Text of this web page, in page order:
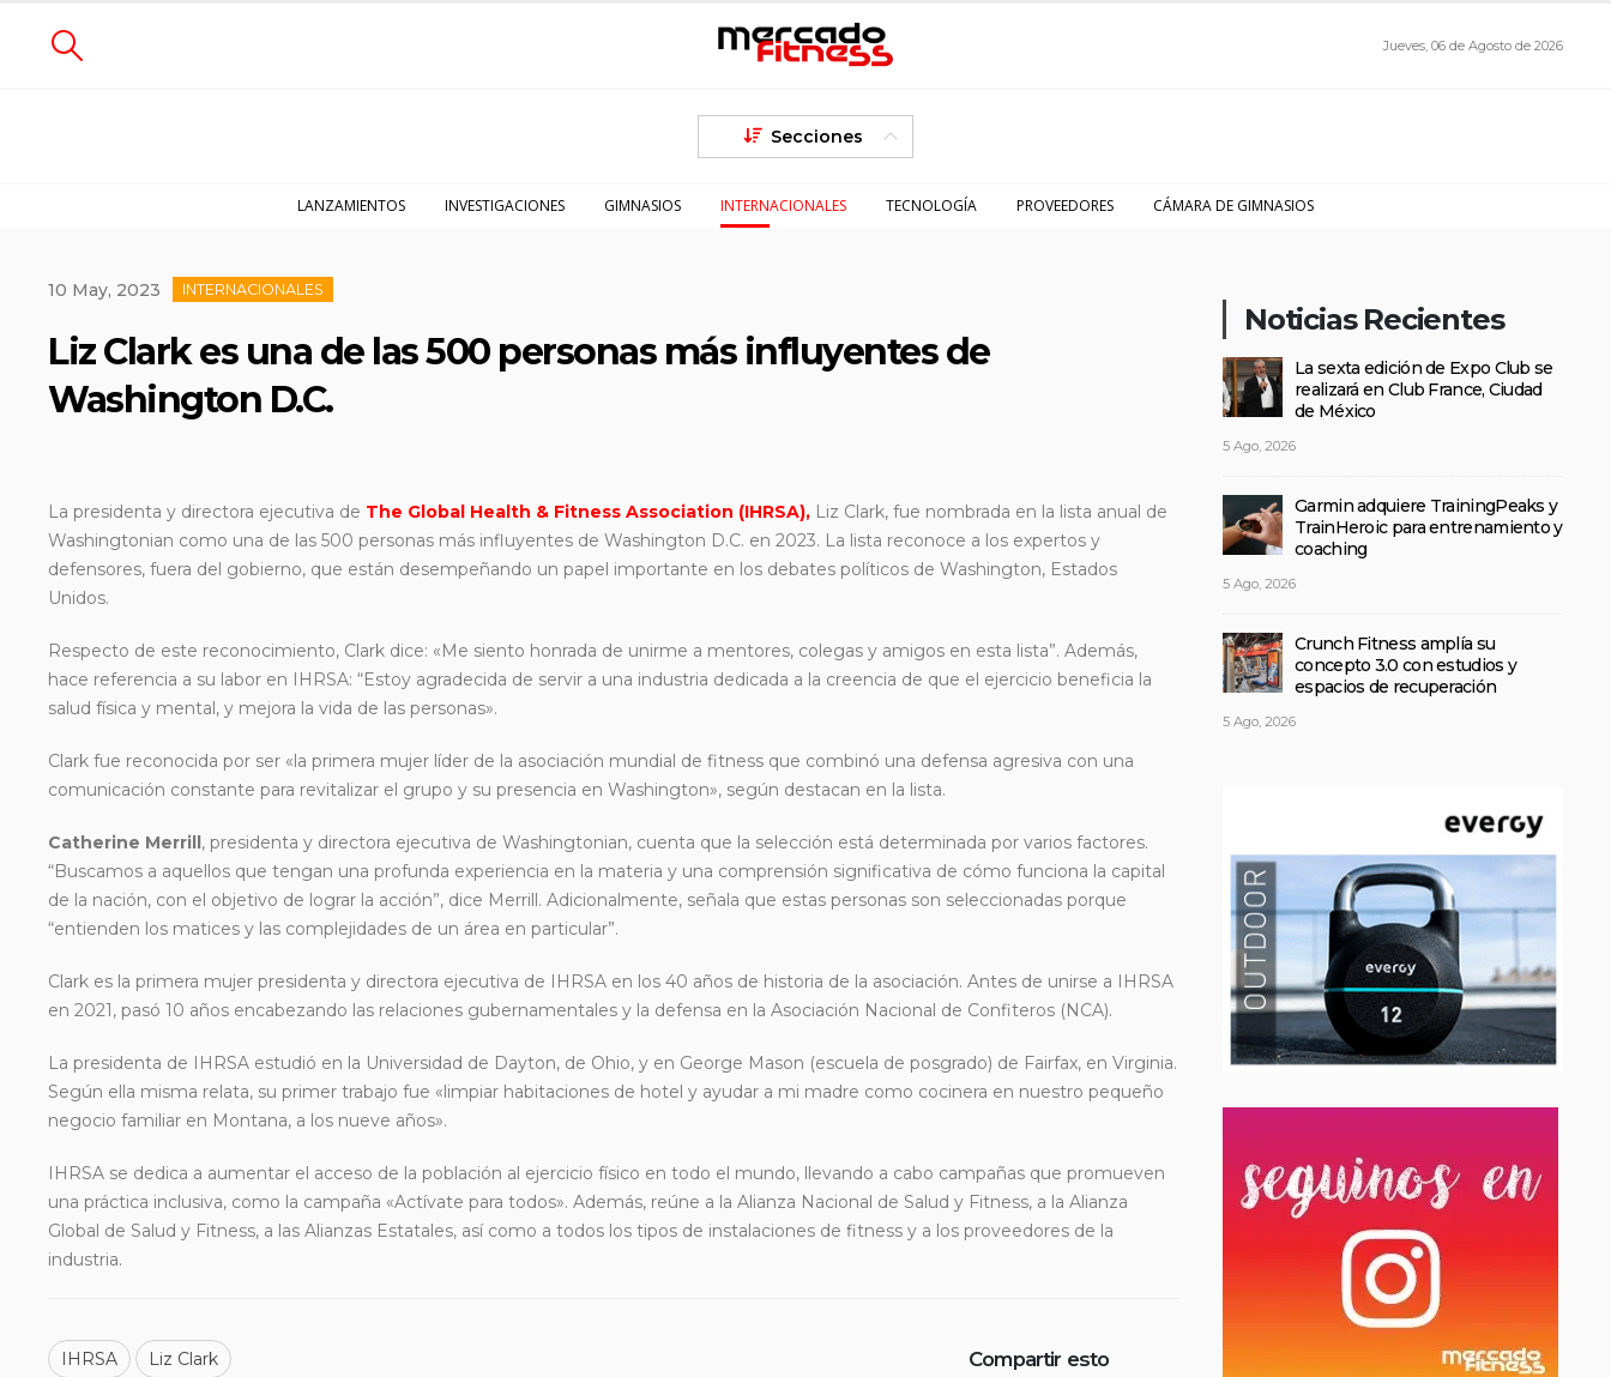
Jueves, 06 de Agosto de 2026
Secciones
LANZAMIENTOS INVESTIGACIONES GIMNASIOS INTERNACIONALES TECNOLOGÍA PROVEEDORES CÁMARA DE GIMNASIOS
10 May, 2023 INTERNACIONALES
Liz Clark es una de las 500 personas más influyentes de
Washington D.C.
La presidenta y directora ejecutiva de The Global Health & Fitness Association (IHRSA), Liz Clark, fue nombrada en la lista anual de
Washingtonian como una de las 500 personas más influyentes de Washington D.C. en 2023. La lista reconoce a los expertos y
defensores, fuera del gobierno, que están desempeñando un papel importante en los debates políticos de Washington, Estados
Unidos.
Respecto de este reconocimiento, Clark dice: «Me siento honrada de unirme a mentores, colegas y amigos en esta lista”. Además,
hace referencia a su labor en IHRSA: “Estoy agradecida de servir a una industria dedicada a la creencia de que el ejercicio beneficia la
salud física y mental, y mejora la vida de las personas».
Clark fue reconocida por ser «la primera mujer líder de la asociación mundial de fitness que combinó una defensa agresiva con una
comunicación constante para revitalizar el grupo y su presencia en Washington», según destacan en la lista.
Catherine Merrill, presidenta y directora ejecutiva de Washingtonian, cuenta que la selección está determinada por varios factores.
“Buscamos a aquellos que tengan una profunda experiencia en la materia y una comprensión significativa de cómo funciona la capital
de la nación, con el objetivo de lograr la acción”, dice Merrill. Adicionalmente, señala que estas personas son seleccionadas porque
“entienden los matices y las complejidades de un área en particular”.
Clark es la primera mujer presidenta y directora ejecutiva de IHRSA en los 40 años de historia de la asociación. Antes de unirse a IHRSA
en 2021, pasó 10 años encabezando las relaciones gubernamentales y la defensa en la Asociación Nacional de Confiteros (NCA).
La presidenta de IHRSA estudió en la Universidad de Dayton, de Ohio, y en George Mason (escuela de posgrado) de Fairfax, en Virginia.
Según ella misma relata, su primer trabajo fue «limpiar habitaciones de hotel y ayudar a mi madre como cocinera en nuestro pequeño
negocio familiar en Montana, a los nueve años».
IHRSA se dedica a aumentar el acceso de la población al ejercicio físico en todo el mundo, llevando a cabo campañas que promueven
una práctica inclusiva, como la campaña «Actívate para todos». Además, reúne a la Alianza Nacional de Salud y Fitness, a la Alianza
Global de Salud y Fitness, a las Alianzas Estatales, así como a todos los tipos de instalaciones de fitness y a los proveedores de la
industria.
IHRSA Liz Clark Compartir esto
Noticias Recientes
La sexta edición de Expo Club se
realizará en Club France, Ciudad
de México
5 Ago, 2026
Garmin adquiere TrainingPeaks y
TrainHeroic para entrenamiento y
coaching
5 Ago, 2026
Crunch Fitness amplía su
concepto 3.0 con estudios y
espacios de recuperación
5 Ago, 2026